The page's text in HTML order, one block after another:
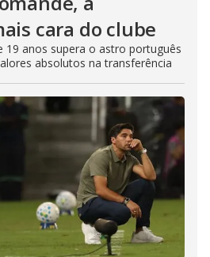
cara do clube
19 anos supera o astro português
absolutos na transferência